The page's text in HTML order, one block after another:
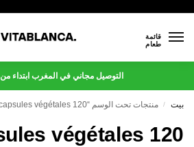
قائمة
طعام
التوصيل مجاني في المغرب ابتداء من 1000 درهم.
بيت / منتجات تحت الوسم “120 capsules végétales”
120 capsules végétales